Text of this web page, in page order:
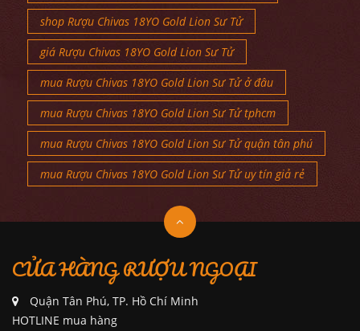
shop Rượu Chivas 18YO Gold Lion Sư Tử
giá Rượu Chivas 18YO Gold Lion Sư Tử
mua Rượu Chivas 18YO Gold Lion Sư Tử ở đâu
mua Rượu Chivas 18YO Gold Lion Sư Tử tphcm
mua Rượu Chivas 18YO Gold Lion Sư Tử quận tân phú
mua Rượu Chivas 18YO Gold Lion Sư Tử uy tín giả rẻ
CỬA HÀNG RƯỢU NGOẠI
Quận Tân Phú, TP. Hồ Chí Minh
HOTLINE mua hàng